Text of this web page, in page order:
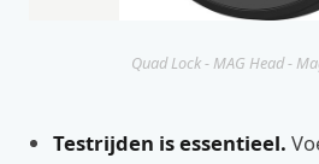
Quad Lock - MAG Head -
Testrijden is essentieel.